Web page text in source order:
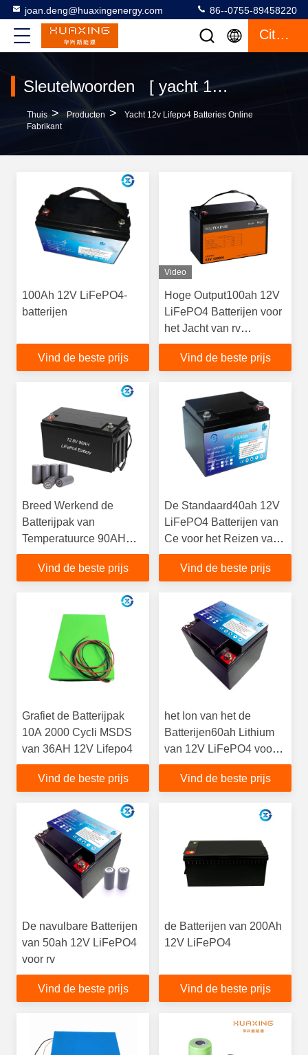
joan.deng@huaxingenergy.com 86--0755-89458220
Citaat
Sleutelwoorden [ yacht 12v lifepo4 batteries ] Gelijke 49 producten
Thuis > Producten >
Yacht 12v Lifepo4 Batteries Online
Fabrikant
100Ah 12V LiFePO4-
batterijen
Vind de beste prijs
Video
Hoge Output100ah 12V
LiFePO4 Batterijen voor
het Jacht van rv
Motorhome
Vind de beste prijs
Breed Werkend de
Batterijpak van
Temperatuurce 90AH
12V Lifepo4
Vind de beste prijs
De Standaard40ah 12V
LiFePO4 Batterijen van
Ce voor het Reizen van
Auto
Vind de beste prijs
Grafiet de Batterijpak
10A 2000 Cycli MSDS
van 36AH 12V Lifepo4
Vind de beste prijs
het Ion van het de
Batterijen60ah Lithium
van 12V LiFePO4 voor
RV/Yacht/UPS/Solar/Golf-
autoVind de beste prijs
De navulbare Batterijen
van 50ah 12V LiFePO4
voor rv
Vind de beste prijs
de Batterijen van 200Ah
12V LiFePO4
Vind de beste prijs